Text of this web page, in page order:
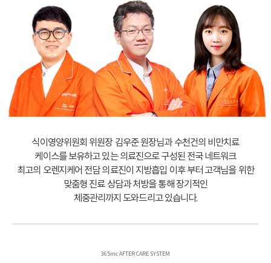
식이영양위원회 위원장 김우준 원장님과 수천건의 비만치료
케이스를 보유하고 있는 의료진으로 구성된 전국 네트워크
최고의 오렌지케어 전담 의료진이 지방흡입 이후 부터 고객님을 위한
맞춤형 진료 상담과 처방을 통해 장기적인
체중관리까지 도와드리고 있습니다.
365mc AFTER CARE SYSTEM